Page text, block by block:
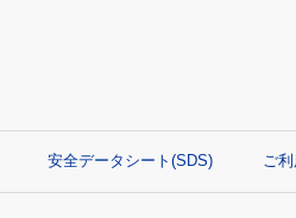
安全データシート(SDS) ご